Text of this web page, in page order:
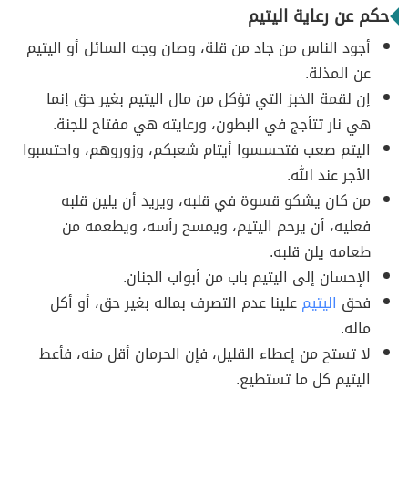
حكم عن رعاية اليتيم
أجود الناس من جاد من قلة، وصان وجه السائل أو اليتيم
عن المذلة.
إن لقمة الخبز التي تؤكل من مال اليتيم بغير حق إنما
هي نار تتأجج في البطون، ورعايته هي مفتاح للجنة.
اليتم صعب فتحسسوا أيتام شعبكم، وزوروهم، واحتسبوا
الأجر عند الله.
من كان يشكو قسوة في قلبه، ويريد أن يلين قلبه
فعليه، أن يرحم اليتيم، ويمسح رأسه، ويطعمه من
طعامه يلن قلبه.
الإحسان إلى اليتيم باب من أبواب الجنان.
فحق اليتيمعلينا عدم التصرف بماله بغير حق، أو أكل
ماله.
لا تستح من إعطاء القليل، فإن الحرمان أقل منه، فأعط
اليتيم كل ما تستطيع.